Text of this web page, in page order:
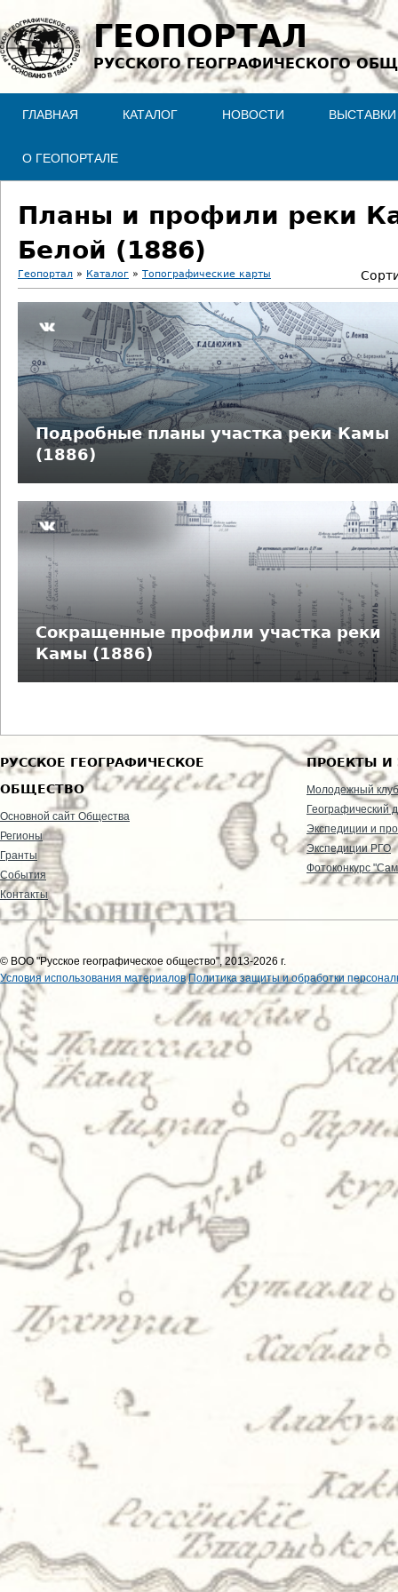
Jump to navigation
ГЕОПОРТАЛ
РУССКОГО ГЕОГРАФИЧЕСКОГО
ГЛАВНАЯ КАТАЛОГ НОВОСТИ ВЫСТАВКИ
О ГЕОПОРТАЛЕ
Планы и профили реки
Белой (1886)
В
з
д
Геопортал » Каталог » Топографические карты
Подробные планы участка реки Камы
(1886)
Сокращенные профили участка реки
Камы (1886)
РУССКОЕ ГЕОГРАФИЧЕСКОЕ
ОБЩЕСТВО
Основной сайт Общества
Регионы
Гранты
События
Контакты
ПРОЕКТЫ И
Молодежный клуб
Географический
Экспедиции и
Экспедиции РГО
Фотоконкурс
© ВОО "Русское географическое общество", 2013-2026 г.
Условия использования материалов Политика защиты и обработки